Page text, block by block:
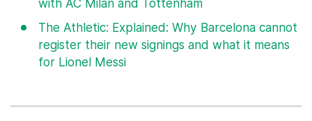
The Athletic: Explained: Why Barcelona cannot
register their new signings and what it means
for Lionel Messi